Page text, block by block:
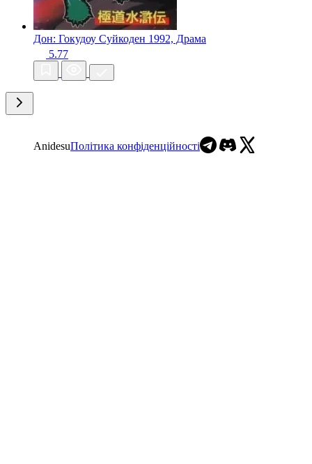
Дон: Гокудоу Суйкоден 1992, Драма
5.77
AnidesuПолітика конфіденційності